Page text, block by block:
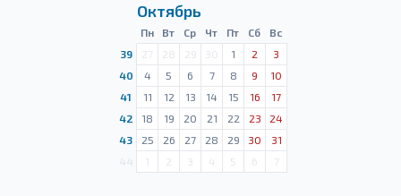
Октябрь
Пн Вт Ср Чт Пт Сб
Вс
39
27 28 29 30 1 2
3
40
4 5 6 7 8 9
10
41
11 12 13 14 15 16
17
42
18 19 20 21 22 23
24
43
25 26 27 28 29 30
31
1 2 3 4 5 6 7